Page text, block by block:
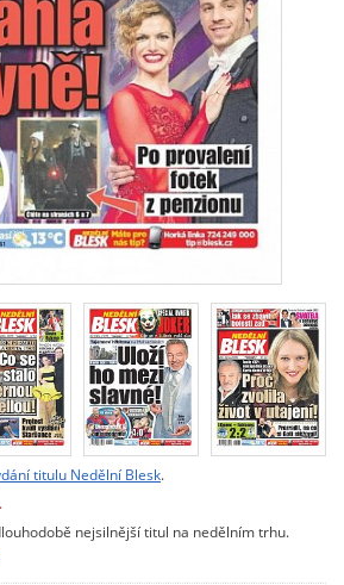
titulu Nedělní Blesk.
nejsilnější titul na nedělním trhu.